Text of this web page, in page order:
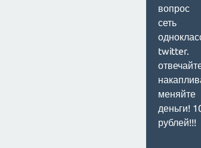
вопрос
сеть
деньги!
рублей!!!